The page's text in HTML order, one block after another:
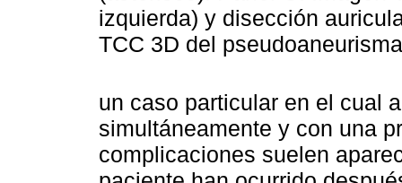
izquierda) y disección
TCC 3D del
un caso particular en el cual
simultáneamente y con una
complicaciones suelen